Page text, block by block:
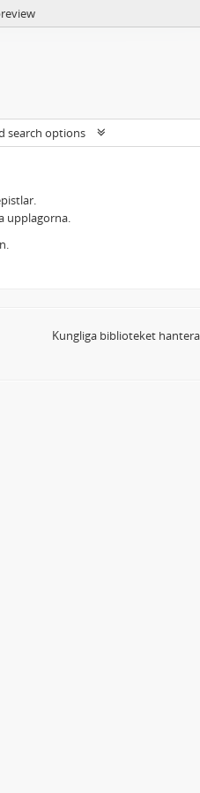
search options
upplagorna.
Kungliga biblioteket